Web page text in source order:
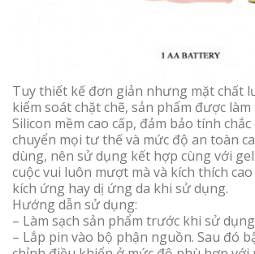
Tuy thiết kế đơn giản nhưng mặt chất
kiểm soát chặt chẽ, sản phẩm được
Silicon mềm cao cấp, đảm bảo tính
chuyển mọi tư thế và mức độ an toàn
dùng, nên sử dụng kết hợp cùng với
cuộc vui luôn mượt mà và kích thích
kích ứng hay dị ứng da khi sử dụng.
Hướng dẫn sử dụng:
– Làm sạch sản phẩm trước khi sử
– Lắp pin vào bộ phận nguồn. Sau đó